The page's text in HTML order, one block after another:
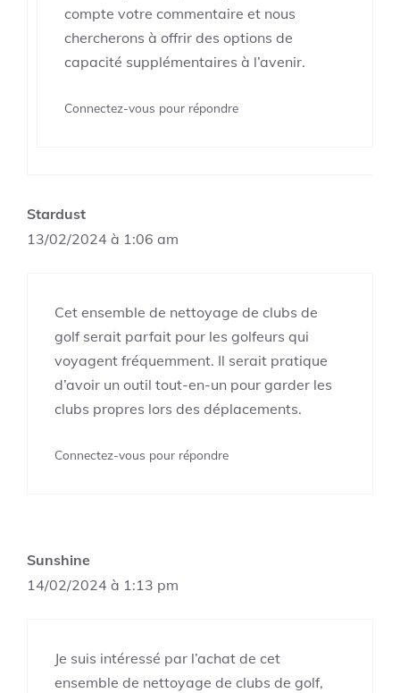
compte votre commentaire et nous
chercherons à offrir des options de
capacité supplémentaires à l’avenir.
Connectez-vous pour répondre
Stardust
13/02/2024 à 1:06 am
Cet ensemble de nettoyage de clubs de
golf serait parfait pour les golfeurs qui
voyagent fréquemment. Il serait pratique
d’avoir un outil tout-en-un pour garder les
clubs propres lors des déplacements.
Connectez-vous pour répondre
Sunshine
14/02/2024 à 1:13 pm
Je suis intéressé par l’achat de cet
ensemble de nettoyage de clubs de golf,